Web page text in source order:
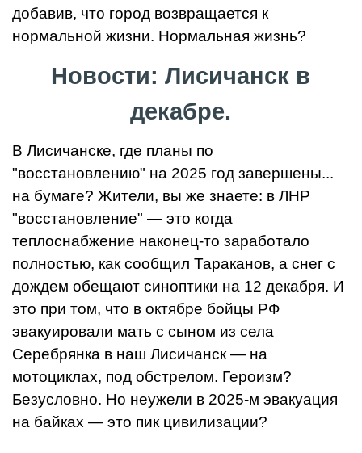
добавив, что город возвращается к
нормальной жизни. Нормальная жизнь?
Новости: Лисичанск в
декабре.
В Лисичанске, где планы по
"восстановлению" на 2025 год завершены...
на бумаге? Жители, вы же знаете: в ЛНР
"восстановление" — это когда
теплоснабжение наконец-то заработало
полностью, как сообщил Тараканов, а снег с
дождем обещают синоптики на 12 декабря. И
это при том, что в октябре бойцы РФ
эвакуировали мать с сыном из села
Серебрянка в наш Лисичанск — на
мотоциклах, под обстрелом. Героизм?
Безусловно. Но неужели в 2025-м эвакуация
на байках — это пик цивилизации?